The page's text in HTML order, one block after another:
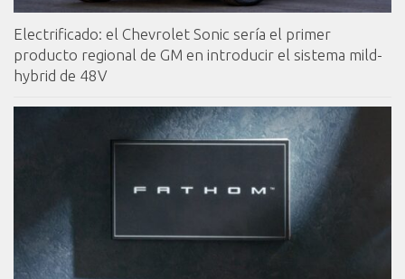
Electrificado: el Chevrolet Sonic sería el primer
producto regional de GM en introducir el sistema mild-
hybrid de 48V